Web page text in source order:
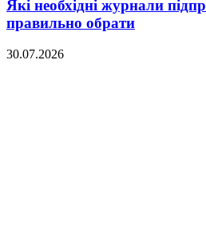
Які необхідні журнали
правильно обрати
30.07.2026